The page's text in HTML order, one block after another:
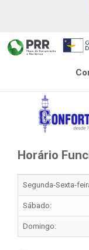
Horário
Segunda-Sexta-
Sábado:
Domingo: